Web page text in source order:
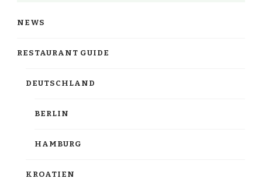
NEWS
RESTAURANT GUIDE
DEUTSCHLAND
BERLIN
HAMBURG
KROATIEN